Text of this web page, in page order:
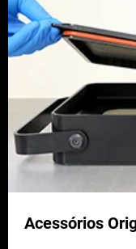
Acessórios